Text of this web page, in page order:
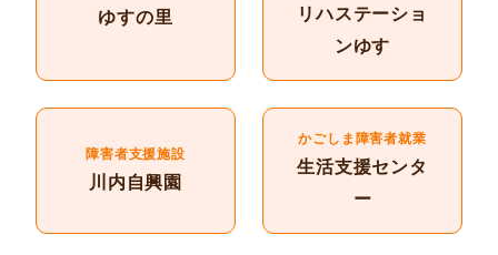
ゆすの里
リハステーショ
ンゆす
障害者支援施設
川内自興園
かごしま障害者就業
生活支援センタ
ー